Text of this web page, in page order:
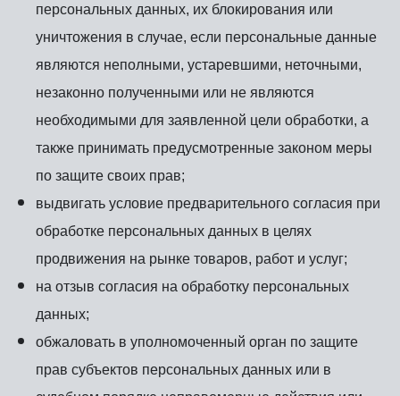
персональных данных, их блокирования или
уничтожения в случае, если персональные данные
являются неполными, устаревшими, неточными,
незаконно полученными или не являются
необходимыми для заявленной цели обработки, а
также принимать предусмотренные законом меры
по защите своих прав;
выдвигать условие предварительного согласия при
обработке персональных данных в целях
продвижения на рынке товаров, работ и услуг;
на отзыв согласия на обработку персональных
данных;
обжаловать в уполномоченный орган по защите
прав субъектов персональных данных или в